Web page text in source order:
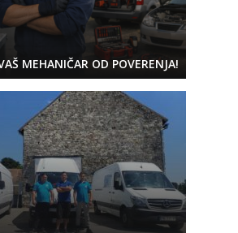
MEHANIČAR OD POVERENJA!